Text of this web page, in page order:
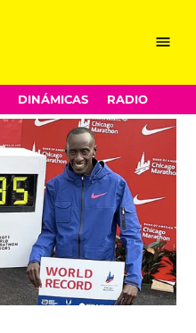
Menu
DINÁMICAS RADIO